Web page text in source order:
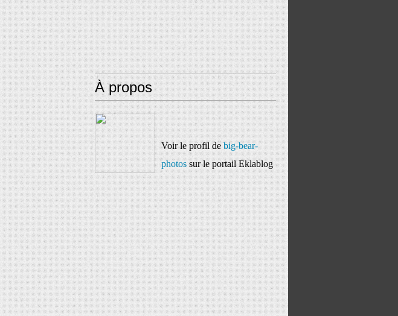
À propos
Voir le profil debig-bear-
photossur le portail Eklablog